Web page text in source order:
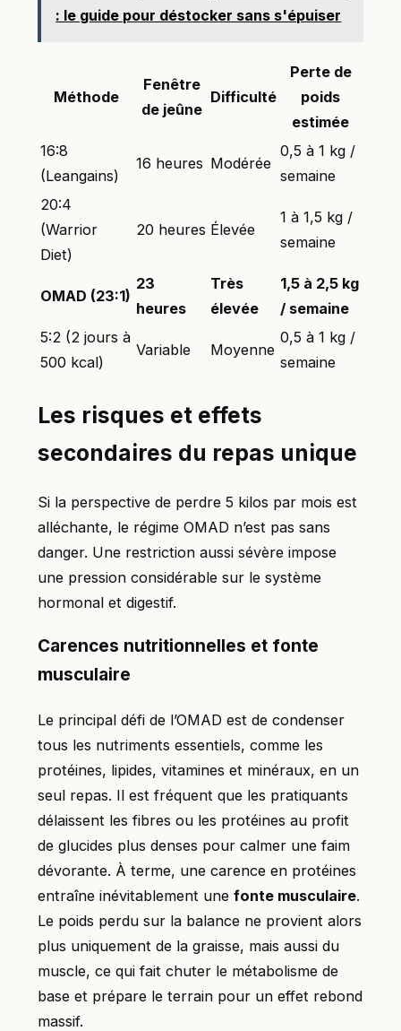
: le guide pour déstocker sans s'épuiser
Méthode
Fenêtre
de jeûne
Difficulté
Perte de
poids
estimée
16:8
(Leangains)
16 heures Modérée
0,5 à 1 kg /
semaine
20:4
(Warrior
Diet)
20 heures Élevée
1 à 1,5 kg /
semaine
OMAD (23:1)
23
heures
Très
élevée
1,5 à 2,5 kg
/ semaine
5:2 (2 jours à
500 kcal)
Variable Moyenne
0,5 à 1 kg /
semaine
Les risques et effets
secondaires du repas unique
Si la perspective de perdre 5 kilos par mois est
alléchante, le régime OMAD n’est pas sans
danger. Une restriction aussi sévère impose
une pression considérable sur le système
hormonal et digestif.
Carences nutritionnelles et fonte
musculaire
Le principal défi de l’OMAD est de condenser
tous les nutriments essentiels, comme les
protéines, lipides, vitamines et minéraux, en un
seul repas. Il est fréquent que les pratiquants
délaissent les fibres ou les protéines au profit
de glucides plus denses pour calmer une faim
dévorante. À terme, une carence en protéines
entraîne inévitablement une fonte musculaire.
Le poids perdu sur la balance ne provient alors
plus uniquement de la graisse, mais aussi du
muscle, ce qui fait chuter le métabolisme de
base et prépare le terrain pour un effet rebond
massif.